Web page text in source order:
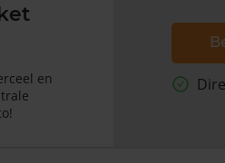
en